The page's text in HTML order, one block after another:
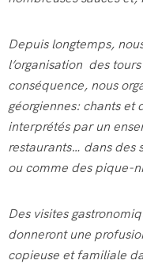
Depuis longtemps,
l’organisation des
conséquence, nous
géorgiennes: chants et
interprétés par un
restaurants… dans des
ou comme des pique-
Des visites
donneront une
copieuse et familiale